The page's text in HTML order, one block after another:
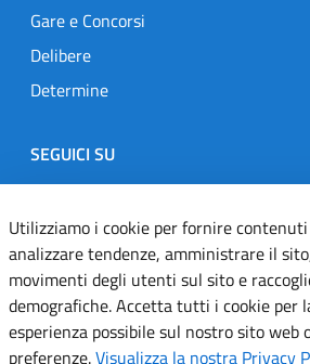
Gare e Concorsi
Delibere
Determine
SEGUICI SU
Designers Italia
TwitterInstagramYoutubeLinkedin
Dichiarazione di accessibilità
Informativa cookie
Utilizziamo i cookie per fornire
analizzare tendenze, amministrare il
movimenti degli utenti sul sito e
demografiche. Accetta tutti i cookie per
esperienza possibile sul nostro sito web
preferenze.Visualizza la nostra Privacy